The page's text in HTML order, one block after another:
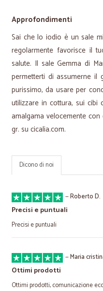
Approfondimenti
Sai che lo iodio è un sale
regolarmente favorisce il
salute. Il sale Gemma di
permetterti di assumerne
purissimo, da usare per
utilizzare in cottura, sui
amalgama velocemente
gr. su cicalia.com.
Dicono di noi
—Roberto D.
Precisi e puntuali
Precisi e puntuali
—Maria
Ottimi prodotti
Ottimi prodotti, comunicazione